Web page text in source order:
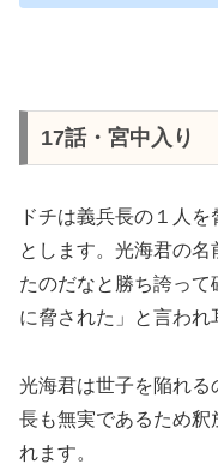
17話・宮中入り
ドチは義兵長の１人
とします。光海君の
たのだなと勝ち誇っ
に脅された」と言われ
光海君は世子を陥れ
長も無実であるため釈
れます。